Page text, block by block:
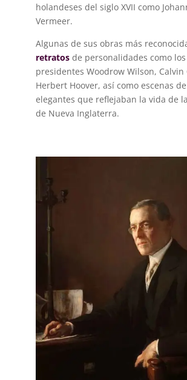
holandeses del siglo XVII como
Vermeer.
Algunas de sus obras más
retratos de personalidades como los
presidentes Woodrow Wilson, Calvin
Herbert Hoover, así como escenas
elegantes que reflejaban la vida de
de Nueva Inglaterra.